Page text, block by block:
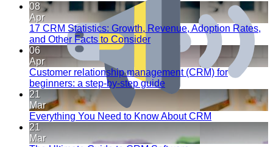
08
Apr
17 CRM Statistics: Growth, Revenue, Adoption Rates,
and Other Facts to Consider
06
Apr
Customer relationship management (CRM) for
beginners: a step-by-step guide
21
Mar
Everything You Need to Know About CRM
21
Mar